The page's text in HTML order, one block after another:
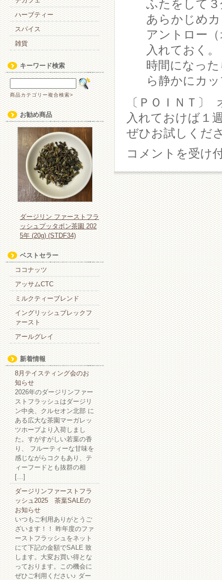
ハーブティー
スパイス
雑貨
キーワード検索
商品カテゴリー複合検索>
お勧め商品
ダージリン ファーストフラ
ッシュプッタボン茶園 202
5年 (20g) (STDF34)
ベストセラー
ココナッツ
アッサムCTC
ミルクティーブレンド
イングリッシュブレックフ
ァースト
アールグレイ
新着情報
8月テイスティング会のお
知らせ
2026年のダージリンファー
ストフラッシュはダージリ
ン中央、クルセオン北部 に
ある広大な茶園マーガレッ
ツホープより入荷しまし
た。すがすがしい若葉の香
り、 フルーティーな甘味を
感じながらコクもあり、テ
ィーフードとも抜群の相
[…]
ダージリンファーストフラ
ッシュ2025 茶葉SALEの
お知らせ
いつもご利用ありがとうご
ざいます！！ 昨年度のファ
ーストフラッシュをネット
にて下記の金額でSALE 致
します。大変お買い得とな
っております。この機会に
ぜひご利用ください♪ ダー
ふたをして
あらかじめ
アントロー
入れておく。
時間になっ
ら静かにカ
〔ＰＯＩＮＴ〕
入れておけば１
ぜひお試しくだ
シ
ャ
マ
テ
ィ
ー
の
作
り
方
（１
人
分）
は
コメントを受け